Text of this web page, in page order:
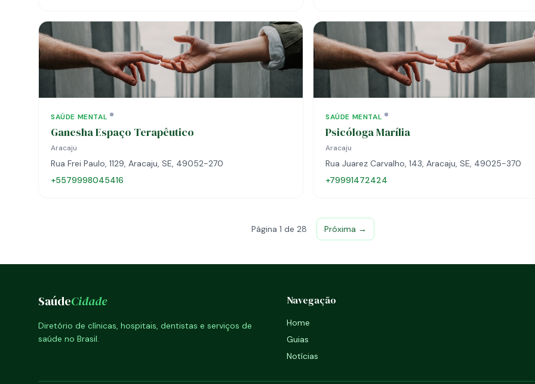
SAÚDE MENTAL
Ganesha Espaço Terapêutico
Aracaju
Rua Frei Paulo, 1129, Aracaju, SE, 49052-270
+5579998045416
SAÚDE MENTAL
Psicóloga Marília
Aracaju
Rua Juarez Carvalho, 143, Aracaju, SE, 49025-370
+79991472424
Página 1 de 28 Próxima →
SaúdeCidade
Diretório de clínicas, hospitais, dentistas e serviços de
saúde no Brasil.
Navegação
Home
Guias
Notícias